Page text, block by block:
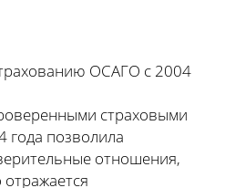
ОСАГО с 2004
страховыми
года позволила
отношения,